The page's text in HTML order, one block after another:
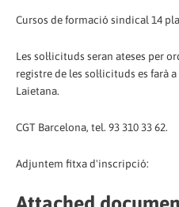
Cursos de formació sindical 14
Les sol·licituds seran ateses per
registre de les sol·licituds es farà
Laietana.
CGT Barcelona, tel. 93 310 33 62.
Adjuntem fitxa d'inscripció: